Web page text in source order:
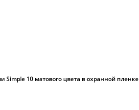
10 матового цвета в охранной пленке